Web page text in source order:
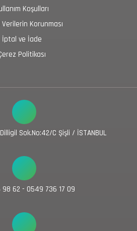
Koşulları
Verilerin Korunması
İptal ve İade
Politikası
Sok.No:42/C Şişli / İSTANBUL
98 62 - 0549 736 17 09